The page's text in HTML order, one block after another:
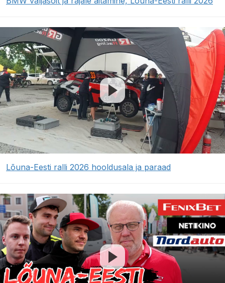
Lõuna-Eesti ralli 2026 hooldusala ja paraad